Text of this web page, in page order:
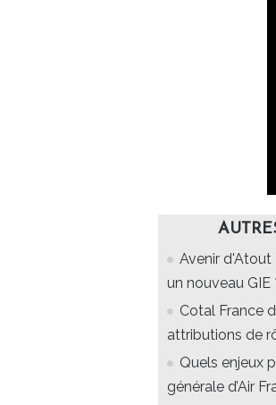
Avenir d'Atout
un nouveau GIE
Cotal France
attributions de
Quels enjeux
générale d’Air